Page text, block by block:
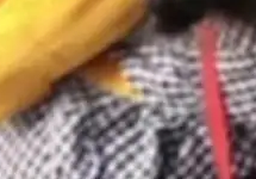
Engine），
队级、组织
对安全性、
首先是数据
发场景，公
升的需求。
全要求较...
向。深信服
！ 随着各行
构成形态逐
化：不只是
力时代下，
用，以及持
代的结
作者之一。
作者之一。
家。 Jeff D
布离职。 他
Ghema
界面
增强
体，这一轮